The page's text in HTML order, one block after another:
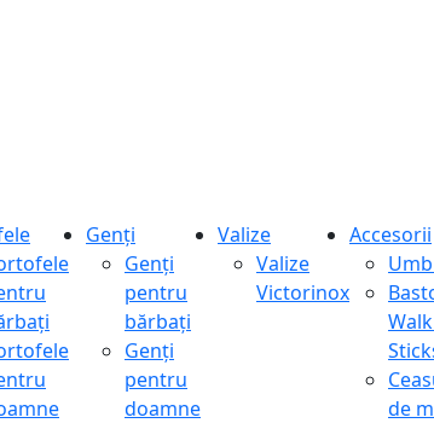
Genți
Genți
pentru
bărbați
Genți
pentru
doamne
Valize
Valize
Victorinox
Accesorii
de